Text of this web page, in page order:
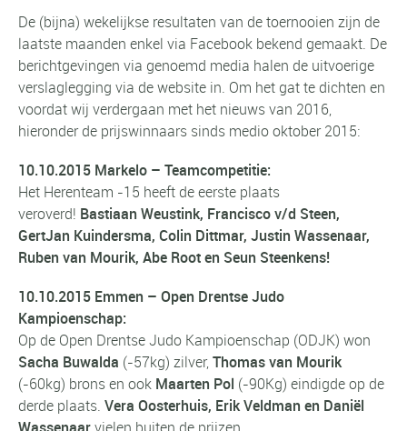
De (bijna) wekelijkse resultaten van de toernooien zijn de
laatste maanden enkel via Facebook bekend gemaakt. De
berichtgevingen via genoemd media halen de uitvoerige
verslaglegging via de website in. Om het gat te dichten en
voordat wij verdergaan met het nieuws van 2016,
hieronder de prijswinnaars sinds medio oktober 2015:
10.10.2015 Markelo – Teamcompetitie:
Het Herenteam -15 heeft de eerste plaats
veroverd! Bastiaan Weustink, Francisco v/d Steen,
GertJan Kuindersma, Colin Dittmar, Justin Wassenaar,
Ruben van Mourik, Abe Root en Seun Steenkens!
10.10.2015 Emmen – Open Drentse Judo
Kampioenschap:
Op de Open Drentse Judo Kampioenschap (ODJK) won
Sacha Buwalda (-57kg) zilver,Thomas van Mourik
(-60kg) brons en ook Maarten Pol (-90Kg) eindigde op de
derde plaats. Vera Oosterhuis, Erik Veldman en Daniël